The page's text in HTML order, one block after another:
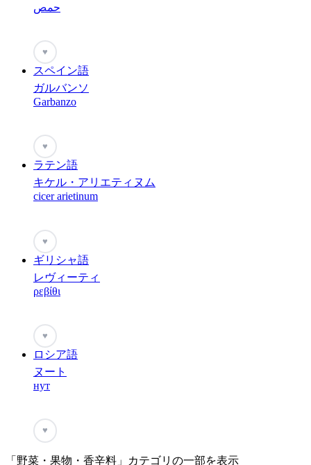
حمص
♥
スペイン語
ガルバンソ
Garbanzo
♥
ラテン語
キケル・アリエティヌム
cicer arietinum
♥
ギリシャ語
レヴィーティ
ρεβίθι
♥
ロシア語
ヌート
нут
♥
「野菜・果物・香辛料」カテゴリの一部を表示